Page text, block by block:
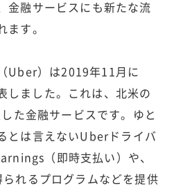
金融サービスにも新たな流
す。
Uber）は2019年11月に
しました。これは、北米の
た金融サービスです。ゆと
とは言えないUberドライバ
（即時支払い）や、
れるプログラムなどを提供